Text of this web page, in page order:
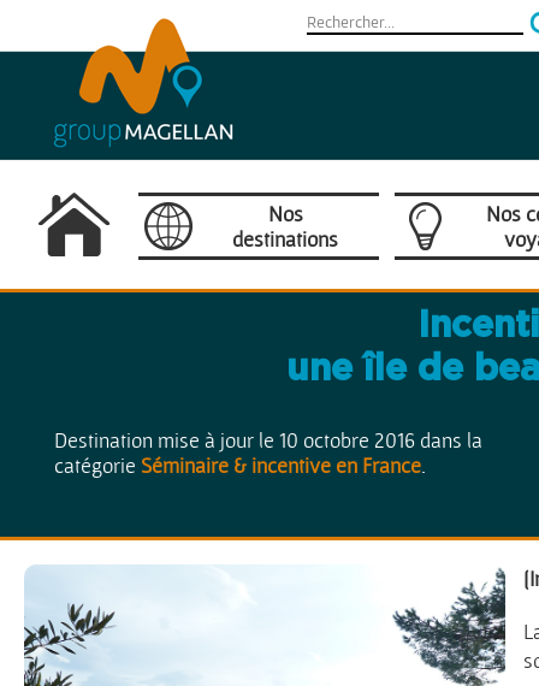
Nos
destinations
Camargue
Europe
Autour du Monde
Nos
une île de
Destination mise à jour le 10 octobre 2016 dans la
catégorie Séminaire & incentive en France